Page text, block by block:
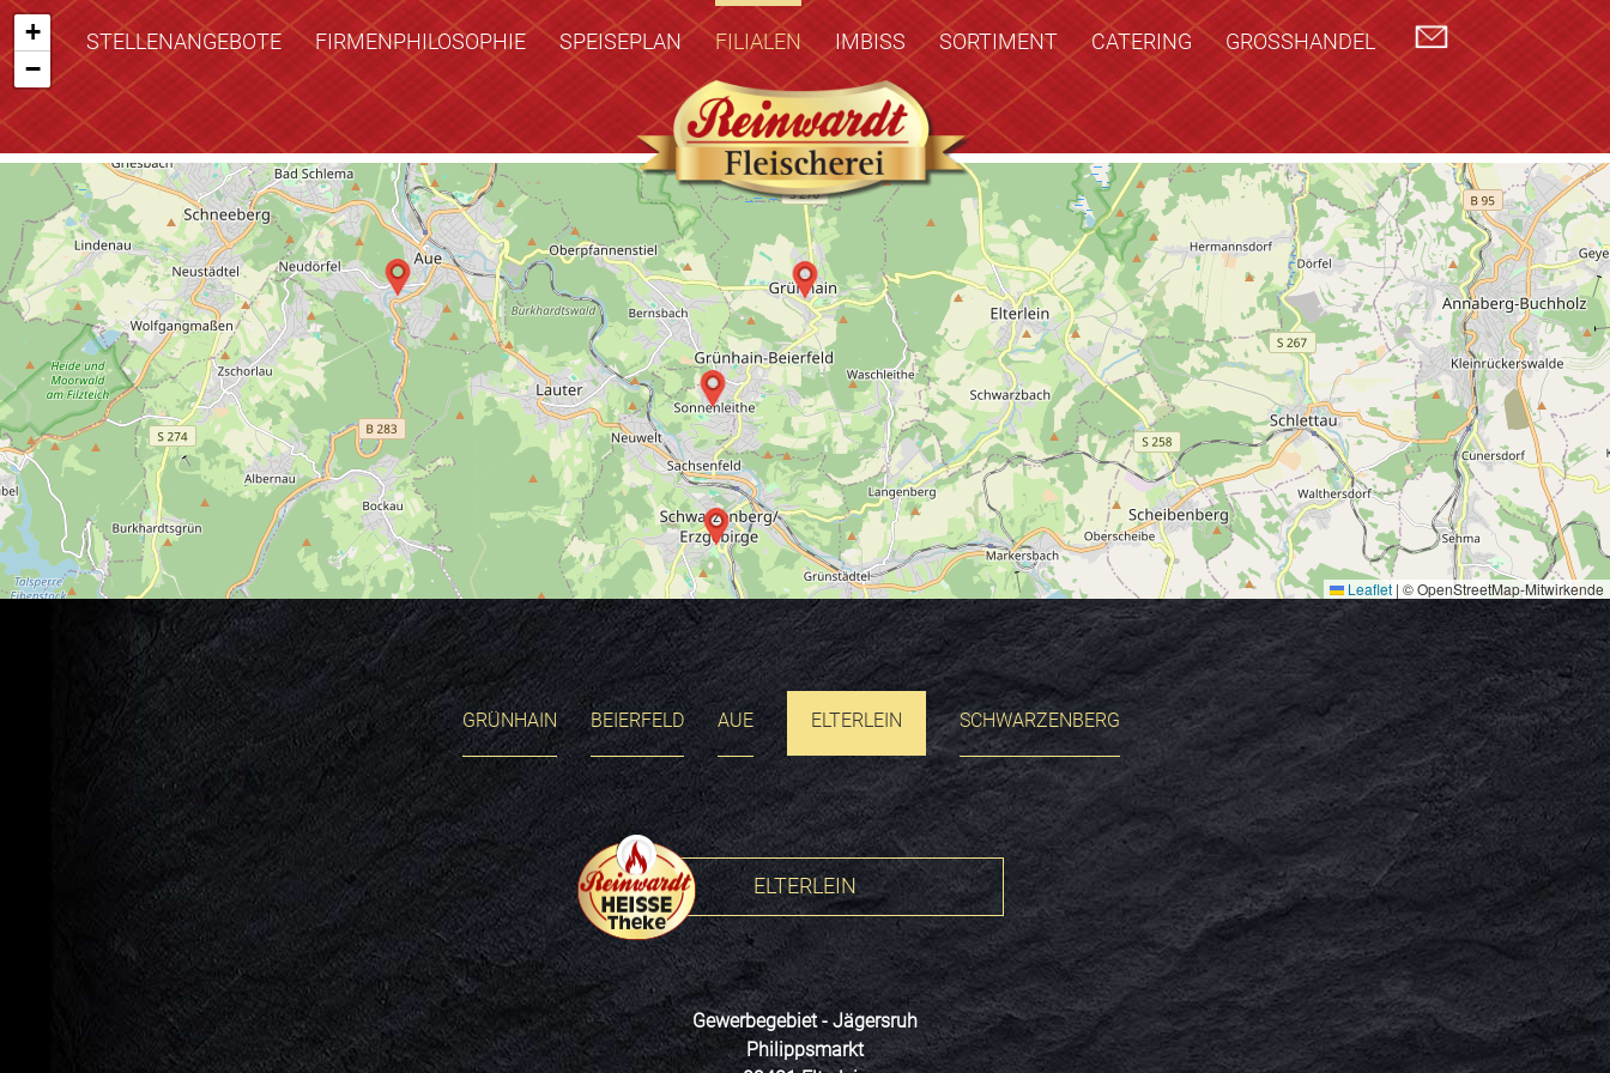
STELLENANGEBOTE FIRMENPHILOSOPHIE SPEISEPLAN FILIALEN IMBISS SORTIMENT CATERING GROSSHANDEL
+
−
Leaflet | © OpenStreetMap-Mitwirkende
GRÜNHAIN BEIERFELD AUE ELTERLEIN SCHWARZENBERG
ELTERLEIN
Gewerbegebiet - Jägersruh
Philippsmarkt